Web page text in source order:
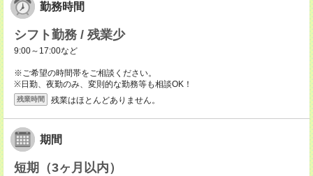
勤務時間
シフト勤務 / 残業少
9:00～17:00など
※ご希望の時間帯をご相談ください。
※日勤、夜勤のみ、変則的な勤務等も相談OK！
残業時間 残業はほとんどありません。
期間
短期（3ヶ月以内）